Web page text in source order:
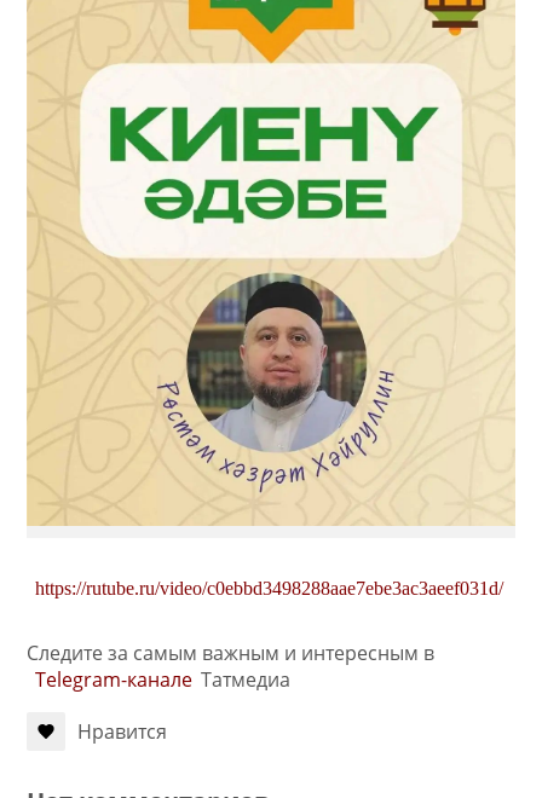
https://rutube.ru/video/c0ebbd3498288aae7ebe3ac3aeef031d/
Следите за самым важным и интересным в
Telegram-канале Татмедиа
Нравится